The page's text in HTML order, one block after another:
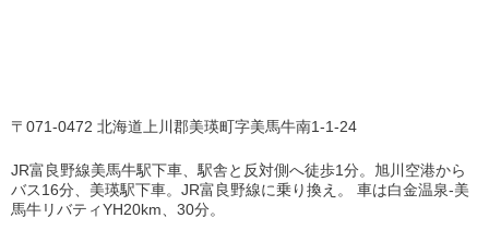
〒071-0472 北海道上川郡美瑛町字美馬牛南1-1-24
JR富良野線美馬牛駅下車、駅舎と反対側へ徒歩1分。旭川空港から
バス16分、美瑛駅下車。JR富良野線に乗り換え。 車は白金温泉-美
馬牛リバティYH20km、30分。